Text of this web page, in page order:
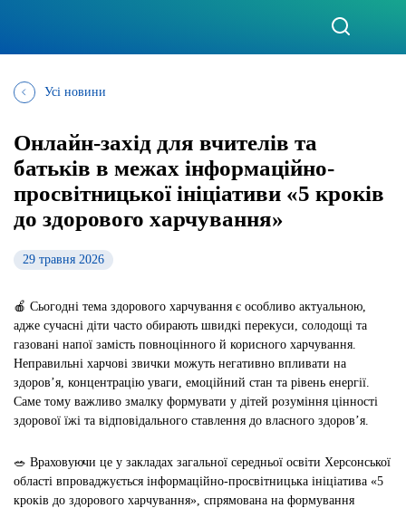
Усі новини
Онлайн-захід для вчителів та
батьків в межах інформаційно-
просвітницької ініціативи «5 кроків
до здорового харчування»
29 травня 2026
🍎 Сьогодні тема здорового харчування є особливо актуальною,
адже сучасні діти часто обирають швидкі перекуси, солодощі та
газовані напої замість повноцінного й корисного харчування.
Неправильні харчові звички можуть негативно впливати на
здоров’я, концентрацію уваги, емоційний стан та рівень енергії.
Саме тому важливо змалку формувати у дітей розуміння цінності
здорової їжі та відповідального ставлення до власного здоров’я.
🥗 Враховуючи це у закладах загальної середньої освіти Херсонської
області впроваджується інформаційно-просвітницька ініціатива «5
кроків до здорового харчування», спрямована на формування